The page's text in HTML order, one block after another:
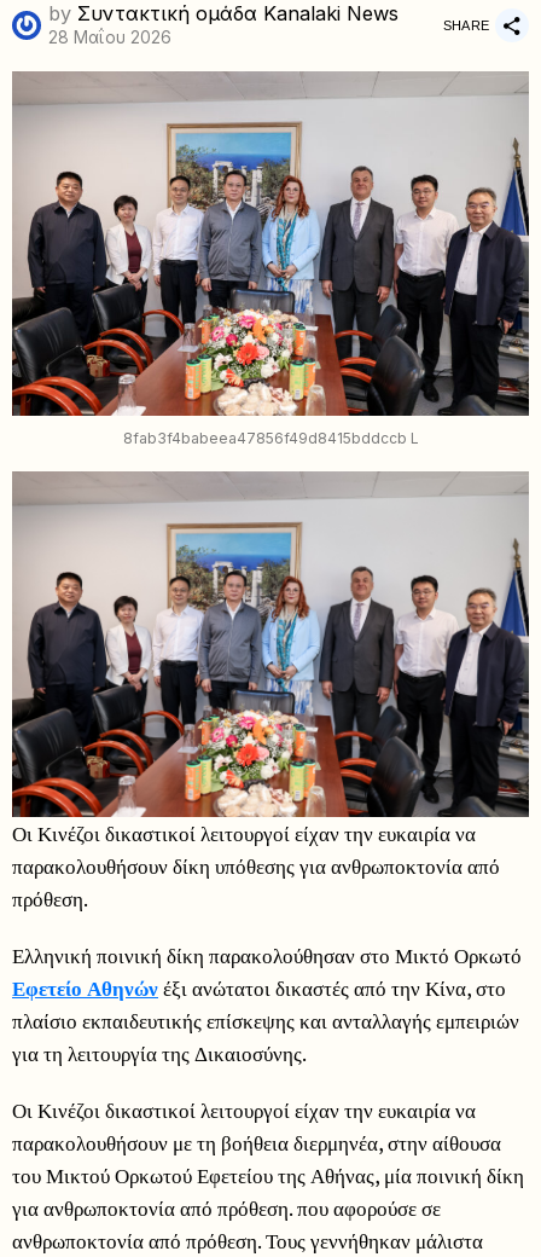
by Συντακτική ομάδα Kanalaki News
28 Μαΐου 2026
SHARE
8fab3f4babeea47856f49d8415bddccb L
Οι Κινέζοι δικαστικοί λειτουργοί είχαν την ευκαιρία να
παρακολουθήσουν δίκη υπόθεσης για ανθρωποκτονία από
πρόθεση.
Ελληνική ποινική δίκη παρακολούθησαν στο Μικτό Ορκωτό
Εφετείο Αθηνώνέξι ανώτατοι δικαστές από την Κίνα, στο
πλαίσιο εκπαιδευτικής επίσκεψης και ανταλλαγής εμπειριών
για τη λειτουργία της Δικαιοσύνης.
Οι Κινέζοι δικαστικοί λειτουργοί είχαν την ευκαιρία να
παρακολουθήσουν με τη βοήθεια διερμηνέα, στην αίθουσα
του Μικτού Ορκωτού Εφετείου της Αθήνας, μία ποινική δίκη
για ανθρωποκτονία από πρόθεση. που αφορούσε σε
ανθρωποκτονία από πρόθεση. Τους γεννήθηκαν μάλιστα